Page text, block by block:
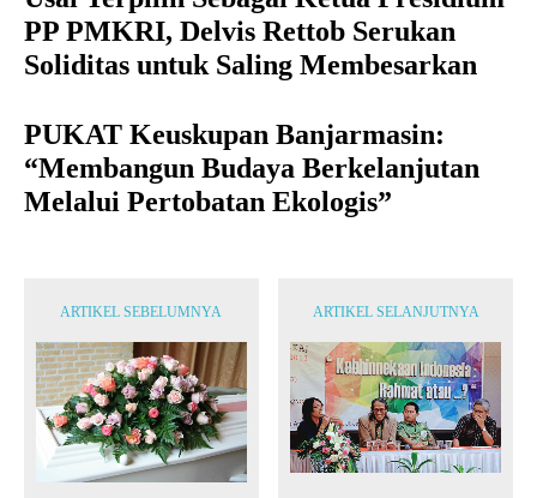
PP PMKRI, Delvis Rettob Serukan
Soliditas untuk Saling Membesarkan
PUKAT Keuskupan Banjarmasin:
“Membangun Budaya Berkelanjutan
Melalui Pertobatan Ekologis”
ARTIKEL SEBELUMNYA ARTIKEL SELANJUTNYA